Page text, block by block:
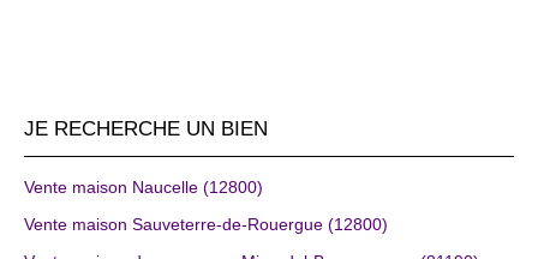
JE RECHERCHE UN BIEN
Vente maison Naucelle (12800)
Vente maison Sauveterre-de-Rouergue (12800)